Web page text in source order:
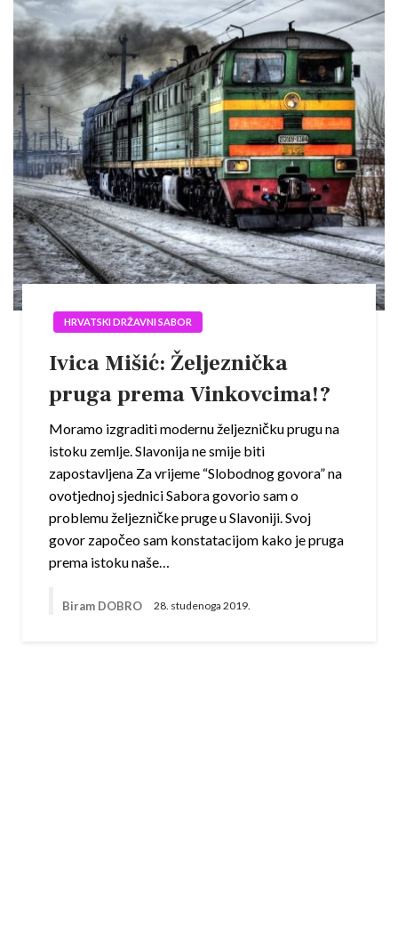
HRVATSKI DRŽAVNI SABOR
Ivica Mišić: Željeznička
pruga prema Vinkovcima!?
Moramo izgraditi modernu željezničku prugu na
istoku zemlje. Slavonija ne smije biti
zapostavljena Za vrijeme “Slobodnog govora” na
ovotjednoj sjednici Sabora govorio sam o
problemu željezničke pruge u Slavoniji. Svoj
govor započeo sam konstatacijom kako je pruga
prema istoku naše…
Biram DOBRO 28. studenoga 2019.